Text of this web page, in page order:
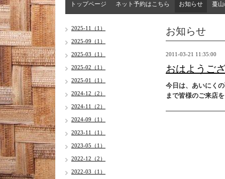
トップページ ネット予約はこちら お知らせ 蔓
お知らせ
2011-03-21 11:35:00
おはようご
今日は、あいにく
まで皆様のご来店
2025-11（1）
2025-09（1）
2025-03（1）
2025-02（1）
2025-01（1）
2024-12（2）
2024-11（2）
2024-09（1）
2023-11（1）
2023-05（1）
2022-12（2）
2022-03（1）